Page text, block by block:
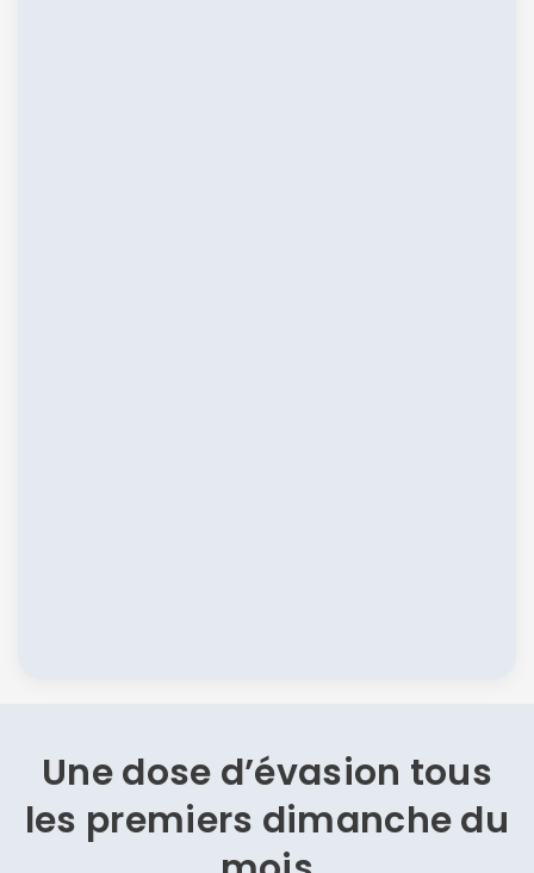
Une dose d’évasion tous
les premiers dimanche du